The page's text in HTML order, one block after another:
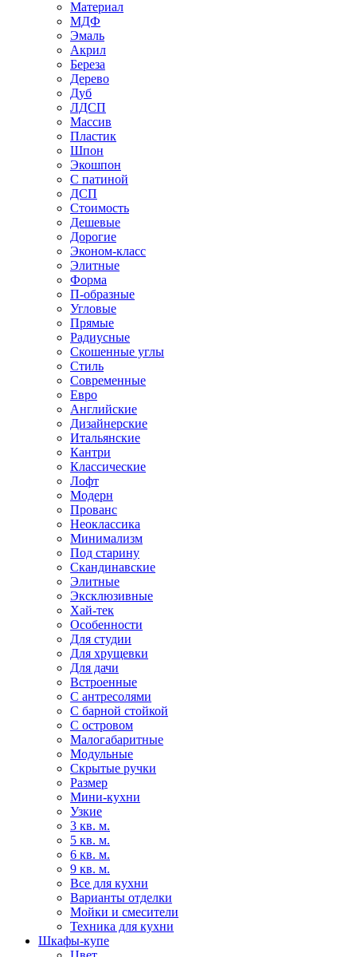
Материал
МДФ
Эмаль
Акрил
Береза
Дерево
Дуб
ЛДСП
Массив
Пластик
Шпон
Экошпон
С патиной
ДСП
Стоимость
Дешевые
Дорогие
Эконом-класс
Элитные
Форма
П-образные
Угловые
Прямые
Радиусные
Скошенные углы
Стиль
Современные
Евро
Английские
Дизайнерские
Итальянские
Кантри
Классические
Лофт
Модерн
Прованс
Неоклассика
Минимализм
Под старину
Скандинавские
Элитные
Эксклюзивные
Хай-тек
Особенности
Для студии
Для хрущевки
Для дачи
Встроенные
С антресолями
С барной стойкой
С островом
Малогабаритные
Модульные
Скрытые ручки
Размер
Мини-кухни
Узкие
3 кв. м.
5 кв. м.
6 кв. м.
9 кв. м.
Все для кухни
Варианты отделки
Мойки и смесители
Техника для кухни
Шкафы-купе